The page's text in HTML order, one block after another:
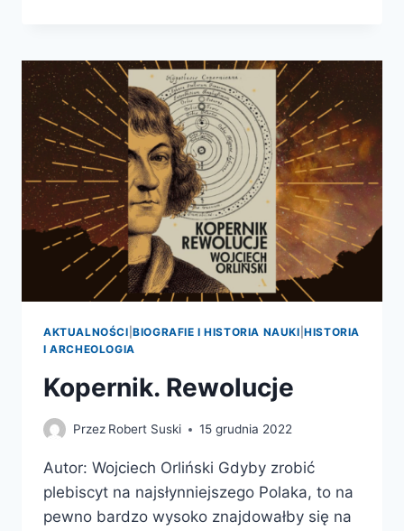
GALAKTYKI
AKTUALNOŚCI |BIOGRAFIE I HISTORIA NAUKI |HISTORIA
I ARCHEOLOGIA
Kopernik. Rewolucje
Przez Robert Suski 15 grudnia 2022
Autor: Wojciech Orliński Gdyby zrobić
plebiscyt na najsłynniejszego Polaka, to na
pewno bardzo wysoko znajdowałby się na